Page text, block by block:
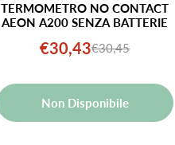
TERMOMETRO NO CONTACT
AEON A200 SENZA BATTERIE
Prezzo
vendita
€30,43Prezzo
€30,45
Non Disponibile